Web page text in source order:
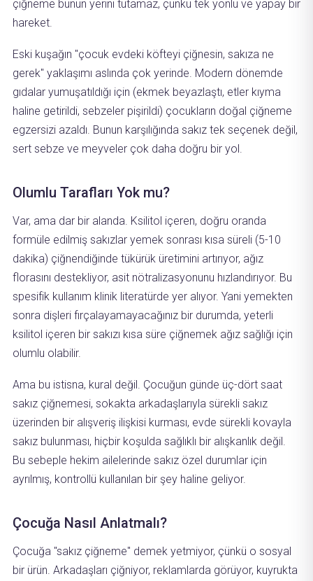
çiğneme bunun yerini tutamaz, çünkü tek yönlü ve yapay bir
hareket.
Eski kuşağın "çocuk evdeki köfteyi çiğnesin, sakıza ne
gerek" yaklaşımı aslında çok yerinde. Modern dönemde
gıdalar yumuşatıldığı için (ekmek beyazlaştı, etler kıyma
haline getirildi, sebzeler pişirildi) çocukların doğal çiğneme
egzersizi azaldı. Bunun karşılığında sakız tek seçenek değil,
sert sebze ve meyveler çok daha doğru bir yol.
Olumlu Tarafları Yok mu?
Var, ama dar bir alanda. Ksilitol içeren, doğru oranda
formüle edilmiş sakızlar yemek sonrası kısa süreli (5-10
dakika) çiğnendiğinde tükürük üretimini artırıyor, ağız
florasını destekliyor, asit nötralizasyonunu hızlandırıyor. Bu
spesifik kullanım klinik literatürde yer alıyor. Yani yemekten
sonra dişleri fırçalayamayacağınız bir durumda, yeterli
ksilitol içeren bir sakızı kısa süre çiğnemek ağız sağlığı için
olumlu olabilir.
Ama bu istisna, kural değil. Çocuğun günde üç-dört saat
sakız çiğnemesi, sokakta arkadaşlarıyla sürekli sakız
üzerinden bir alışveriş ilişkisi kurması, evde sürekli kovayla
sakız bulunması, hiçbir koşulda sağlıklı bir alışkanlık değil.
Bu sebeple hekim ailelerinde sakız özel durumlar için
ayrılmış, kontrollü kullanılan bir şey haline geliyor.
Çocuğa Nasıl Anlatmalı?
Çocuğa "sakız çiğneme" demek yetmiyor, çünkü o sosyal
bir ürün. Arkadaşları çiğniyor, reklamlarda görüyor, kuyrukta